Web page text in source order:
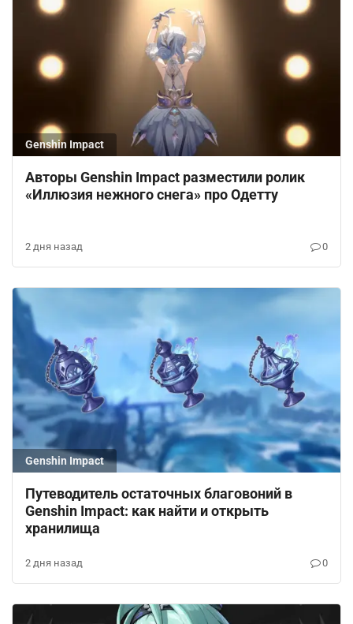
Genshin Impact
Авторы Genshin Impact разместили ролик
«Иллюзия нежного снега» про Одетту
2 дня назад 0
Genshin Impact
Путеводитель остаточных благовоний в
Genshin Impact: как найти и открыть
хранилища
2 дня назад 0